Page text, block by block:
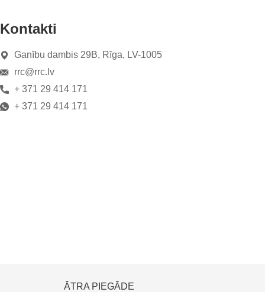
Kontakti
Ganību dambis 29B, Rīga, LV-1005
rrc@rrc.lv
+ 371 29 414 171
+ 371 29 414 171
ĀTRA PIEGĀDE